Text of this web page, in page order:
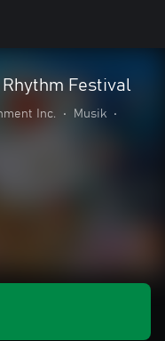
Festival
Inc. • Musik
•